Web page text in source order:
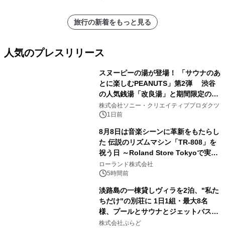
旅行の新着をもっと見る
人気のプレスリリース
スヌーピーの湯が登場！ 「サウナのあ
とに楽しむPEANUTS」第2弾 渋谷
の人気銭湯「改良湯」と期間限定のコ
ラボレーション サウナイキタイコラ
ボグッズも発売決定！
株式会社ソニー・クリエイティブプロダクツ
1日前
8月8日は音楽シーンに革新をもたらし
た 伝説のリズムマシン「TR-808」を
祝う日 ～Roland Store Tokyoで実機
を展示しての 記念キャンペーンを開
催 英国ラジオ「NTS」の 特別プログ
アーティストを フィーチャーしたアニ
メーションを公開～
ローランド株式会社
5時間前
淡路島の一棟貸しヴィラを2泊、"私た
ちだけ"の別荘に 1日1組・最大8名
様、プールとサウナとジェットバス付
きで Villa Mon Temps AWAJIの連泊
株式会社ぷらど